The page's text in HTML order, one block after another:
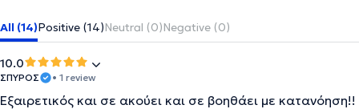
All (14)Positive (14)Neutral (0)Negative (0)
10.0
ΣΠΥΡΟΣ • 1 review
Εξαιρετικός και σε ακούει και σε βοηθάει με κατανόηση!!